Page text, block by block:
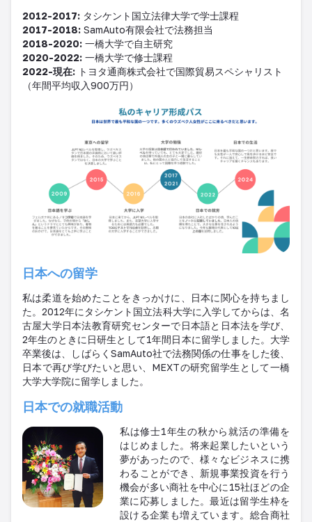
2012-2017: タシケント国立法律大学で学士課程
2017-2018: SamAuto有限会社で法務担当
2018-2020: 一橋大学で自主研究
2020-2022: 一橋大学で修士課程
2022-現在: トヨタ通商株式会社で国際貿易スペシャリスト
（年間平均収入900万円）
日本への留学
私は柔道を始めたことをきっかけに、日本に関心を持ちまし
た。2012年にタシケント国立法科大学に入学してからは、名
古屋大学日本法教育研究センターで日本語と日本法を学び、
2年生のときに日研生として1年間日本に留学しました。大学
卒業後は、しばらく SamAuto社で法務関係の仕事をした後、
日本で再び学びたいと思い、 MEXTの研究留学生として一橋
大学大学院に留学しました。
日本での就職活動
私は修士1年生の秋から就活の準備を
はじめました。将来起業したいという
夢があったので、様々なビジネスに携
わることができ、新規事業投資を行う
機会が多い商社を中心に 15社ほどの企
業に応募しました。最近は留学生枠を
設ける企業も増えています。総合商社